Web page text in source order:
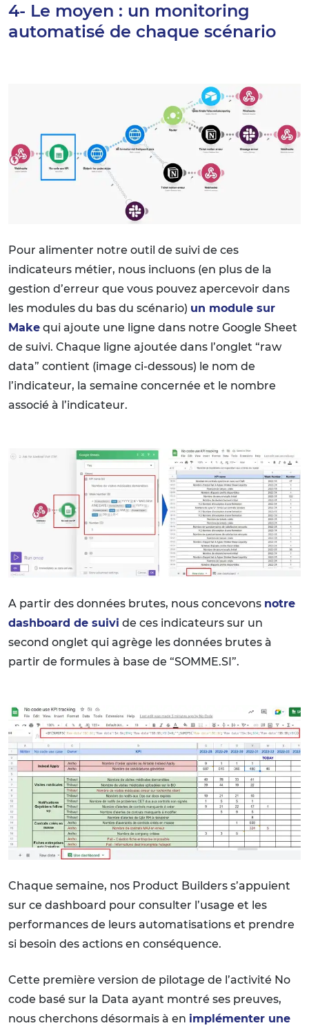
4- Le moyen : un monitoring
automatisé de chaque scénario
Pour alimenter notre outil de suivi de ces
indicateurs métier, nous incluons (en plus de la
gestion d’erreur que vous pouvez apercevoir dans
les modules du bas du scénario) un module sur
Make qui ajoute une ligne dans notre Google Sheet
de suivi. Chaque ligne ajoutée dans l’onglet “raw
data” contient (image ci-dessous) le nom de
l’indicateur, la semaine concernée et le nombre
associé à l’indicateur.
A partir des données brutes, nous concevons notre
dashboard de suivi de ces indicateurs sur un
second onglet qui agrège les données brutes à
partir de formules à base de “SOMME.SI”.
Chaque semaine, nos Product Builders s’appuient
sur ce dashboard pour consulter l’usage et les
performances de leurs automatisations et prendre
si besoin des actions en conséquence.
Cette première version de pilotage de l’activité No
code basé sur la Data ayant montré ses preuves,
nous cherchons désormais à en implémenter une